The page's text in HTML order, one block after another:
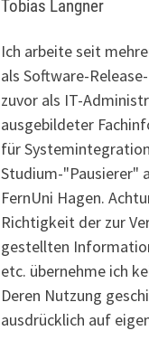
Tobias Langner
Ich arbeite seit
als Software-
zuvor als IT-
ausgebildeter
für
Studium-"Pausierer"
FernUni Hagen.
Richtigkeit der zur
gestellten
etc. übernehme ich
Deren Nutzung
ausdrücklich auf